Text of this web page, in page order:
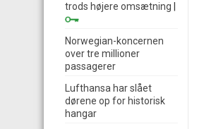
trods højere omsætning
Norwegian-koncernen
over tre millioner
passagerer
Lufthansa har slået
dørene op for historisk
hangar